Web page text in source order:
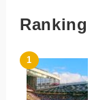
Ranking